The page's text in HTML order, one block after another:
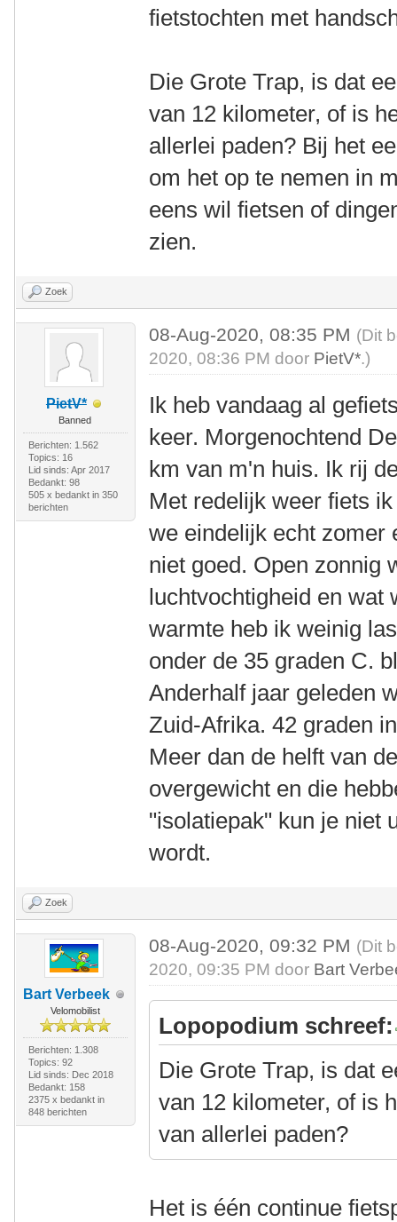
fietstochten met
Die Grote Trap, is dat
van 12 kilometer, of is
allerlei paden? Bij het
om het op te nemen in
eens wil fietsen of
zien.
Zoek
PietV*
Banned
Berichten: 1.562
Topics: 16
Lid sinds: Apr 2017
Bedankt: 98
505 x bedankt in 350
berichten
08-Aug-2020, 08:35 PM (Dit
2020, 08:36 PM door PietV*.)
Ik heb vandaag al
keer. Morgenochtend
km van m'n huis. Ik rij
Met redelijk weer fiets
we eindelijk echt zomer
niet goed. Open zonnig
luchtvochtigheid en wat
warmte heb ik weinig
onder de 35 graden C.
Anderhalf jaar geleden
Zuid-Afrika. 42 graden
Meer dan de helft van
overgewicht en die
"isolatiepak" kun je niet
wordt.
Zoek
Bart Verbeek
Velomobilist
Berichten: 1.308
Topics: 92
Lid sinds: Dec 2018
Bedankt: 158
2375 x bedankt in
848 berichten
08-Aug-2020, 09:32 PM (Dit
2020, 09:35 PM door Bart
Lopopodium schreef:
Die Grote Trap, is dat
van 12 kilometer, of is
van allerlei paden?
Het is één continue